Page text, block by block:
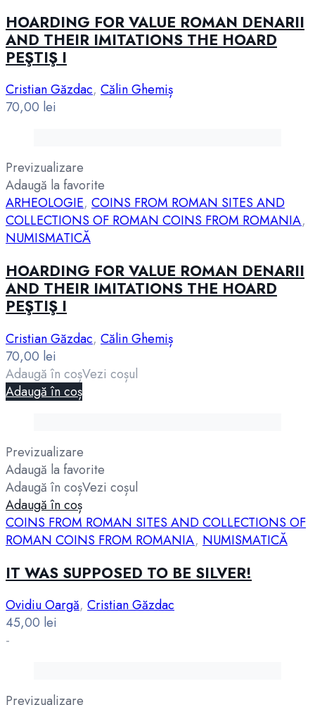
HOARDING FOR VALUE ROMAN DENARII
AND THEIR IMITATIONS THE HOARD
PEŞTIŞ I
Cristian Găzdac, Călin Ghemiș
70,00 lei
Previzualizare
Adaugă la favorite
ARHEOLOGIE, COINS FROM ROMAN SITES AND
COLLECTIONS OF ROMAN COINS FROM ROMANIA,
NUMISMATICĂ
HOARDING FOR VALUE ROMAN DENARII
AND THEIR IMITATIONS THE HOARD
PEŞTIŞ I
Cristian Găzdac, Călin Ghemiș
70,00 lei
Adaugă în coșVezi coșul
Adaugă în coș
Previzualizare
Adaugă la favorite
Adaugă în coșVezi coșul
Adaugă în coș
COINS FROM ROMAN SITES AND COLLECTIONS OF
ROMAN COINS FROM ROMANIA, NUMISMATICĂ
IT WAS SUPPOSED TO BE SILVER!
Ovidiu Oargă, Cristian Găzdac
45,00 lei
-
Previzualizare